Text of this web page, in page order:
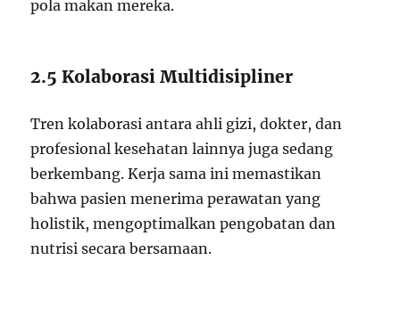
pola makan mereka.
2.5 Kolaborasi Multidisipliner
Tren kolaborasi antara ahli gizi, dokter, dan
profesional kesehatan lainnya juga sedang
berkembang. Kerja sama ini memastikan
bahwa pasien menerima perawatan yang
holistik, mengoptimalkan pengobatan dan
nutrisi secara bersamaan.